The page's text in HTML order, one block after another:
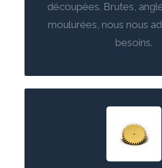
découpées. Brutes,
moulurées, nous nous
besoins.